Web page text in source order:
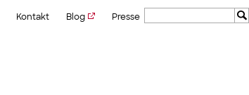
Kontakt Blog Presse